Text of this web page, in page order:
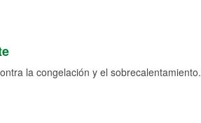
la congelación y el sobrecalentamiento.